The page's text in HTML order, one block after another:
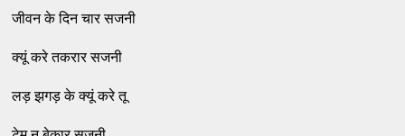
जीवन के दिन चार सजनी
क्‍यूं करे तकरार सजनी
लड़ झगड़ के क्‍यूं करे तू